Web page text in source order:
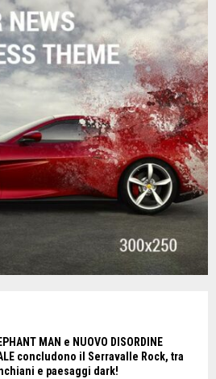
MAN e NUOVO DISORDINE
concludono il Serravalle Rock, tra
e paesaggi dark!